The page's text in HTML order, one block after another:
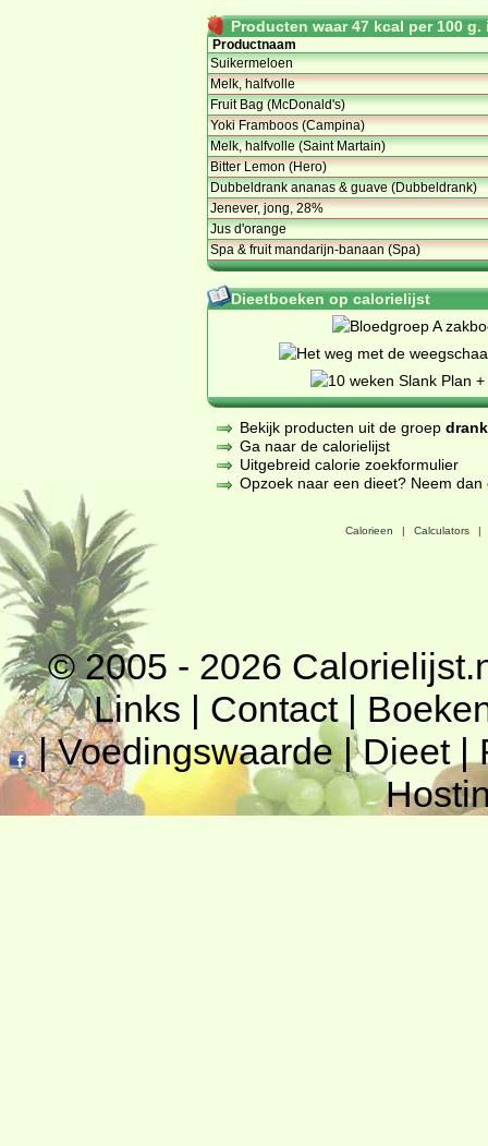
Producten waar 47 kcal per 100
Productnaam
Suikermeloen
Melk, halfvolle
Fruit Bag (McDonald's)
Yoki Framboos (Campina)
Melk, halfvolle (Saint Martain)
Bitter Lemon (Hero)
Dubbeldrank ananas & guave (Dubbeldrank)
Jenever, jong, 28%
Jus d'orange
Spa & fruit mandarijn-banaan (Spa)
Dieetboeken op calorielijst
Bekijk producten uit de groep
Ga naar de calorielijst
Uitgebreid calorie zoekformulier
Opzoek naar een dieet? Neem
Calorieen | Calculators |
© 2005 - 2026
Links | Contact|
|Voedingswaarde|Dieet|